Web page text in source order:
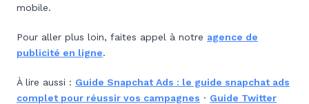
mobile.
Pour aller plus loin, faites appel à notre agence de
publicité en ligne.
À lire aussi : Guide Snapchat Ads : le guide snapchat ads
complet pour réussir vos campagnes · Guide Twitter